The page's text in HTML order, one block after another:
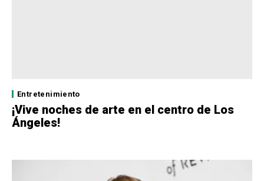
Entretenimiento
¡Vive noches de arte en el centro de Los
Ángeles!